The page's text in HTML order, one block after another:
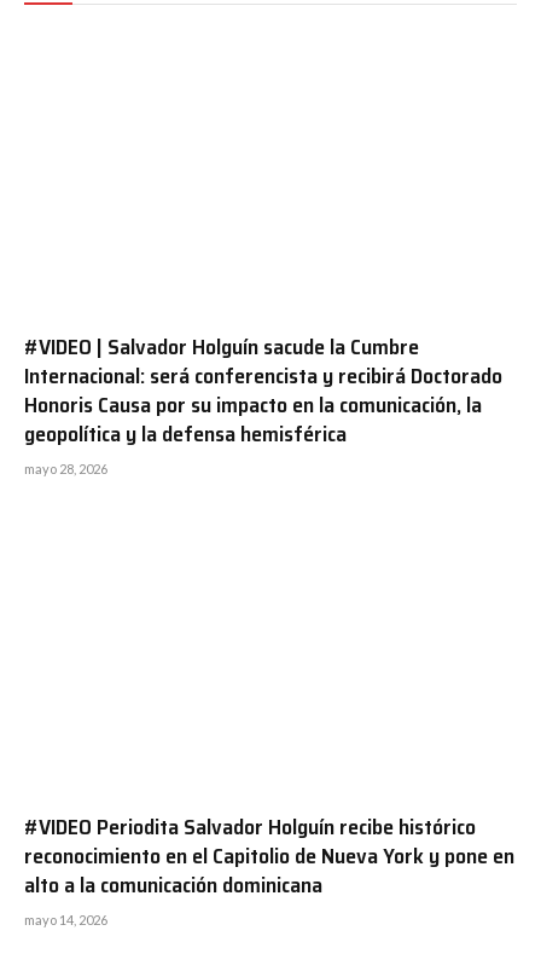
#VIDEO | Salvador Holguín sacude la Cumbre
Internacional: será conferencista y recibirá Doctorado
Honoris Causa por su impacto en la comunicación, la
geopolítica y la defensa hemisférica
mayo 28, 2026
#VIDEO Periodita Salvador Holguín recibe histórico
reconocimiento en el Capitolio de Nueva York y pone en
alto a la comunicación dominicana
mayo 14, 2026